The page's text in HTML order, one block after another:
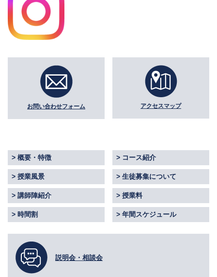
お問い合わせフォーム アクセスマップ
概要・特徴 コース紹介
授業風景 生徒募集について
講師陣紹介 授業料
時間割 年間スケジュール
説明会・相談会